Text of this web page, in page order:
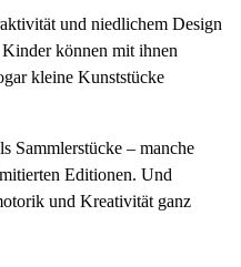
und niedlichem Design
können mit ihnen
kleine Kunststücke
Sammlerstücke – manche
Editionen. Und
und Kreativität ganz